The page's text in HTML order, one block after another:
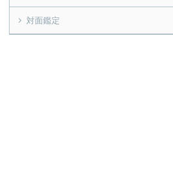
対面鑑定